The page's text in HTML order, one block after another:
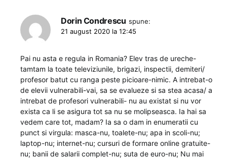
Dorin Condrescu spune:
21 august 2020 la 12:45
Pai nu asta e regula in Romania? Elev tras de ureche-
tamtam la toate televiziunile, brigazi, inspectii, demiteri/
profesor batut cu ranga peste picioare-nimic. A intrebat-o
de elevii vulnerabili-vai, sa se evalueze si sa stea acasa/ a
intrebat de profesori vulnerabili- nu au existat si nu vor
exista ca li se asigura tot sa nu se molipseasca. Ia hai sa
vedem care tot, madam? Ia sa o dam in enumeratii cu
punct si virgula: masca-nu, toalete-nu; apa in scoli-nu;
laptop-nu; internet-nu; cursuri de formare online gratuite-
nu; banii de salarii complet-nu; suta de euro-nu; Nu mai